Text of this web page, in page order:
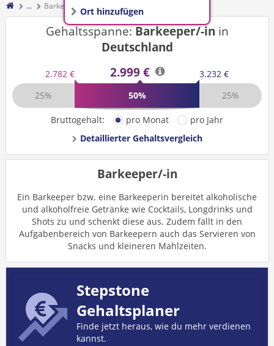
Ort hinzufügen
... Barkeeper/-in
Gehaltsspanne:Barkeeper/-in in
Deutschland
2.782 € 2.999 €
3.232 €
25%
50% 25%
Bruttogehalt: pro Monat
pro Jahr
Detaillierter Gehaltsvergleich
Barkeeper/-in
Ein Barkeeper bzw. eine Barkeeperin bereitet alkoholische
und alkoholfreie Getränke wie Cocktails, Longdrinks und
Shots zu und schenkt diese aus. Zudem fällt in den
Aufgabenbereich von Barkeepern auch das Servieren von
Snacks und kleineren Mahlzeiten.
Stepstone
Gehaltsplaner
Finde jetzt heraus, wie du mehr verdienen
kannst.